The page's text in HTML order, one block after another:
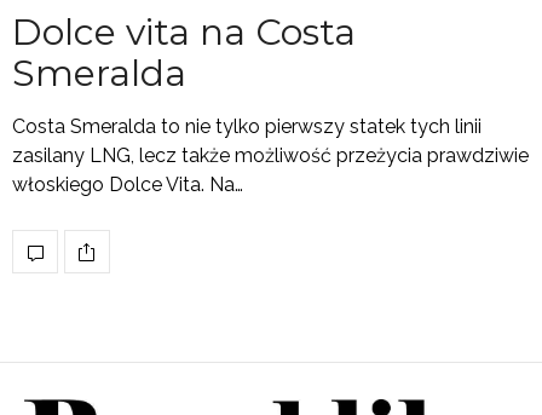
Dolce vita na Costa
Smeralda
Costa Smeralda to nie tylko pierwszy statek tych linii
zasilany LNG, lecz także możliwość przeżycia prawdziwie
włoskiego Dolce Vita. Na…